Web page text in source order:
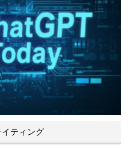
ティング